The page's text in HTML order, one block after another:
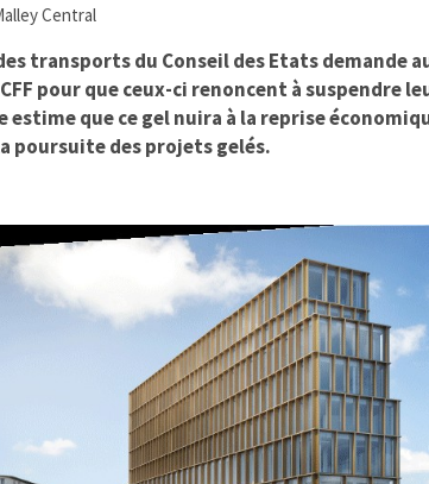
Central
transports du Conseil des Etats demande
pour que ceux-ci renoncent à suspendre
que ce gel nuira à la reprise
poursuite des projets gelés.